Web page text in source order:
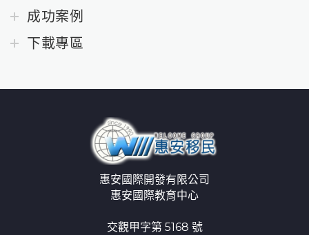
成功案例
下載專區
惠安國際開發有限公司
惠安國際教育中心
交觀甲字第 5168 號